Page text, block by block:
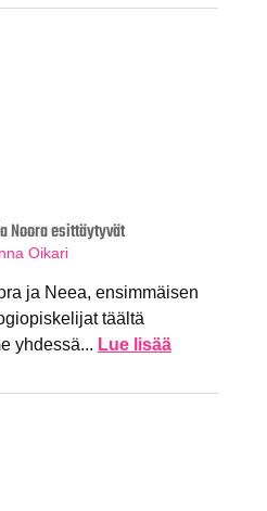
Noora esittäytyvät
Oikari
ja Neea, ensimmäisen
täältä
yhdessä... Lue lisää